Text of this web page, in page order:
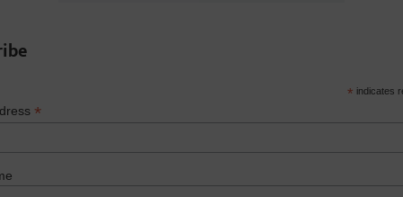
* indicates
*